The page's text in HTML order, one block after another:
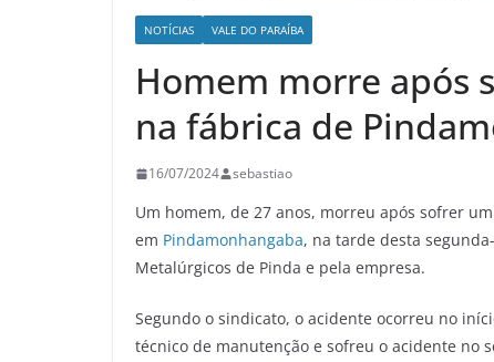
NOTÍCIAS VALE DO PARAÍBA
Homem morre após
na fábrica de
16/07/2024 sebastiao
Um homem, de 27 anos, morreu após sofrer
em Pindamonhangaba, na tarde desta
Metalúrgicos de Pinda e pela empresa.
Segundo o sindicato, o acidente ocorreu no
técnico de manutenção e sofreu o acidente no